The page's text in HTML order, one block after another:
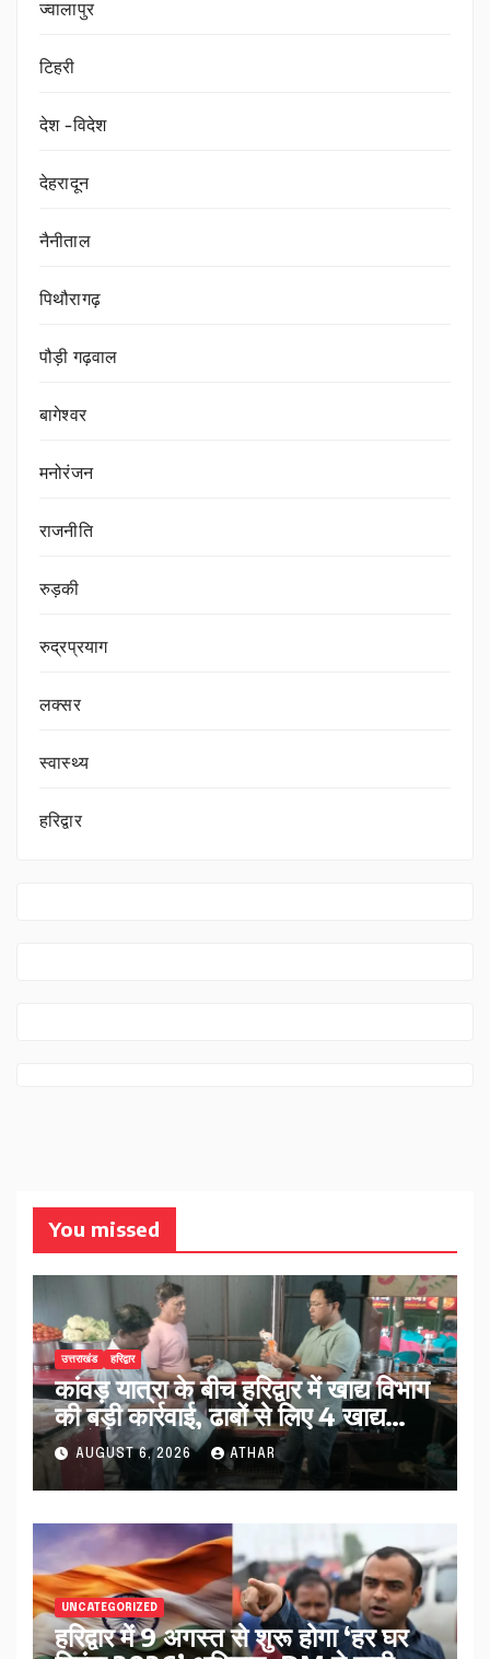
ज्वालापुर
टिहरी
देश -विदेश
देहरादून
नैनीताल
पिथौरागढ़
पौड़ी गढ़वाल
बागेश्वर
मनोरंजन
राजनीति
रुड़की
रुद्रप्रयाग
लक्सर
स्वास्थ्य
हरिद्वार
You missed
उत्तराखंड हरिद्वार
कांवड़ यात्रा के बीच हरिद्वार में खाद्य विभाग
की बड़ी कार्रवाई, ढाबों से लिए 4 खाद्य
नमूने…
AUGUST 6, 2026 ATHAR
UNCATEGORIZED
हरिद्वार में 9 अगस्त से शुरू होगा ‘हर घर